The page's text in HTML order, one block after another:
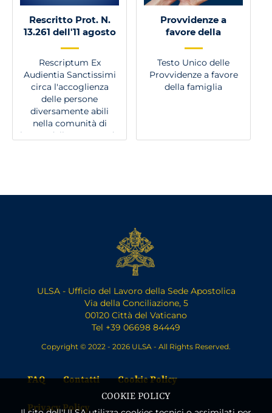
Rescritto Prot. N.
13.261 dell'11 agosto
Rescriptum Ex
Audientia Sanctissimi
circa l'accoglienza
delle persone
diversamente abili
nella comunità di
lavoro della Santa Sede
Provvidenze a
favore della
Testo Unico delle
Provvidenze a favore
della famiglia
ULSA - Ufficio del Lavoro della Sede Apostolica
Via della Conciliazione, 5
00120 Città del Vaticano
Tel +39 06698 84449
Copyright © 2022 - 2026 ULSA - All Rights Reserved.
FAQ Contatti Cookie Policy
Privacy Policy
COOKIE POLICY